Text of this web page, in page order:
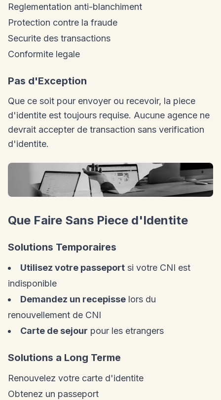
Reglementation anti-blanchiment
Protection contre la fraude
Securite des transactions
Conformite legale
Pas d'Exception
Que ce soit pour envoyer ou recevoir, la piece
d'identite est toujours requise. Aucune agence ne
devrait accepter de transaction sans verification
d'identite.
Que Faire Sans Piece d'Identite
Solutions Temporaires
Utilisez votre passeport si votre CNI est
indisponible
Demandez un recepisse lors du
renouvellement de CNI
Carte de sejour pour les etrangers
Solutions a Long Terme
Renouvelez votre carte d'identite
Obtenez un passeport